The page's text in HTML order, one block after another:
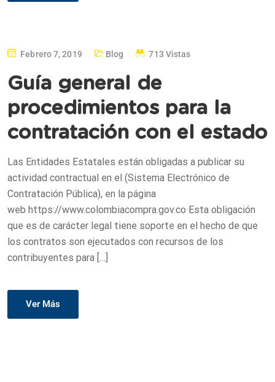
Febrero 7, 2019 Blog 713 Vistas
Guía general de
procedimientos para la
contratación con el estado
Las Entidades Estatales están obligadas a publicar su
actividad contractual en el (Sistema Electrónico de
Contratación Pública), en la página
web https://www.colombiacompra.gov.co Esta obligación
que es de carácter legal tiene soporte en el hecho de que
los contratos son ejecutados con recursos de los
contribuyentes para […]
Ver Más